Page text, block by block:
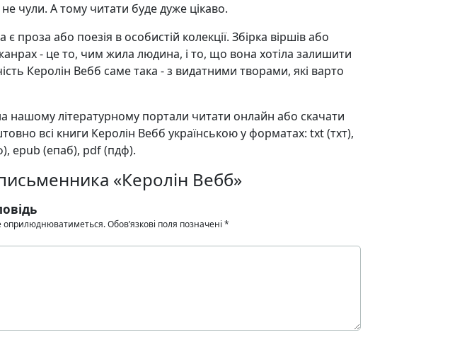
чули. А тому читати буде дуже цікаво.
проза або поезія в особистій колекції. Збірка віршів або
жанрах - це то, чим жила людина, і то, що вона хотіла залишити
Керолін Вебб саме така - з видатними творами, які варто
нашому літературному портали читати онлайн або скачати
всі книги Керолін Вебб українською у форматах: txt (тхт),
epub (епаб), pdf (пдф).
«Керолін Вебб»
оприлюднюватиметься.Обов’язкові поля позначені *